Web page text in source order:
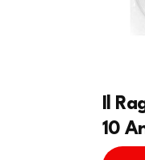
Il
10